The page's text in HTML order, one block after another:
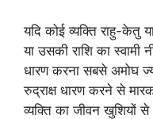
यदि कोई व्यक्ति राहु-केतु
या उसकी राशि का स्वामी
धारण करना सबसे अमोघ
रुद्राक्ष धारण करने से
व्यक्ति का जीवन खुशियों से